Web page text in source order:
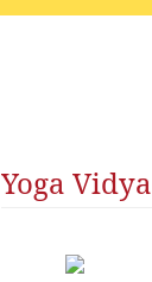
Yoga Vidya